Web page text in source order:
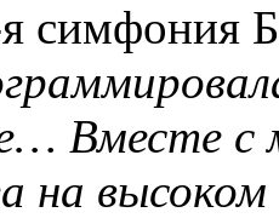
симфония
Вместе с
на